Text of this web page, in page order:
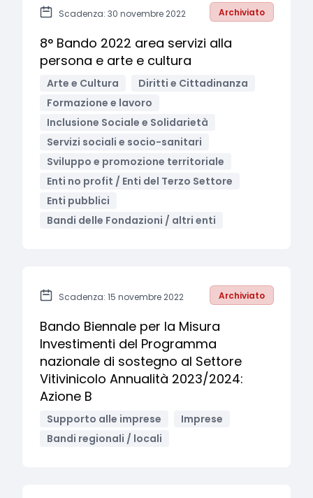
Scadenza: 30 novembre 2022 Archiviato
8° Bando 2022 area servizi alla
persona e arte e cultura
Arte e Cultura
Diritti e Cittadinanza
Formazione e lavoro
Inclusione Sociale e Solidarietà
Servizi sociali e socio-sanitari
Sviluppo e promozione territoriale
Enti no profit / Enti del Terzo Settore
Enti pubblici
Bandi delle Fondazioni / altri enti
Scadenza: 15 novembre 2022 Archiviato
Bando Biennale per la Misura
Investimenti del Programma
nazionale di sostegno al Settore
Vitivinicolo Annualità 2023/2024:
Azione B
Supporto alle imprese
Imprese
Bandi regionali / locali